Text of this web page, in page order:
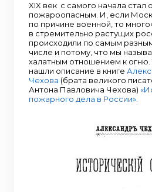
XIX век с самого начала стал
пожароопасным. И, если
по причине военной, то
в стремительно растущих
происходили по самым
числе и потому, что мы
халатным отношением к
нашли описание в книге
Чехова (брата великого
Антона Павловича Чехова)
пожарного дела в России».